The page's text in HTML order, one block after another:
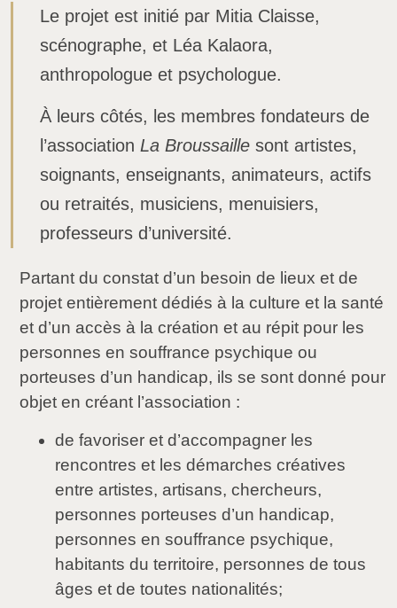
Le projet est initié par Mitia Claisse,
scénographe, et Léa Kalaora,
anthropologue et psychologue.
À leurs côtés, les membres fondateurs de
l’association La Broussaille sont artistes,
soignants, enseignants, animateurs, actifs
ou retraités, musiciens, menuisiers,
professeurs d’université.
Partant du constat d’un besoin de lieux et de
projet entièrement dédiés à la culture et la santé
et d’un accès à la création et au répit pour les
personnes en souffrance psychique ou
porteuses d’un handicap, ils se sont donné pour
objet en créant l’association :
de favoriser et d’accompagner les
rencontres et les démarches créatives
entre artistes, artisans, chercheurs,
personnes porteuses d’un handicap,
personnes en souffrance psychique,
habitants du territoire, personnes de tous
âges et de toutes nationalités;